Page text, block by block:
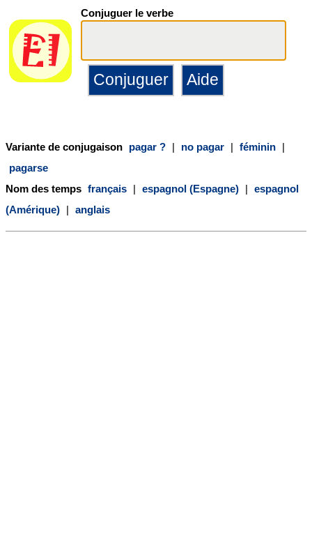
Conjuguer le verbe
Variante de conjugaison pagar ? | no pagar | féminin |
pagarse
Nom des temps français | espagnol (Espagne) | espagnol
(Amérique) | anglais